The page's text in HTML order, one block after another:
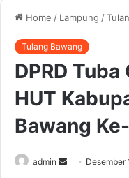
Home / Lampung /
Tulang Bawang
DPRD
HUT
Bawang
admin
Send Desember